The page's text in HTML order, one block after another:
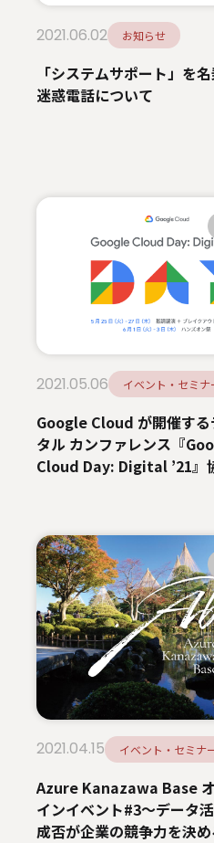
2021.06.02 お知らせ
「システムサポート」を
迷惑電話について
2021.05.06 イベント・セミナ
Google Cloud が開催する
タル カンファレンス『
Cloud Day: Digital ’21』
2021.04.15 イベント・セミナ
Azure Kanazawa Base
インイベント#3～データ
成否が企業の競争力を決